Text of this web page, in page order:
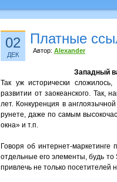
02
ДЕК
Платные
Автор: Alexander
Западный
Так уж исторически сложилось,
развитии от заокеанского. Так,
лет. Конкуренция в
рунете, даже по самым
окна» и т.п.
Говоря об интернет-
отдельные его элементы, будь то
привлечь не только посетителей